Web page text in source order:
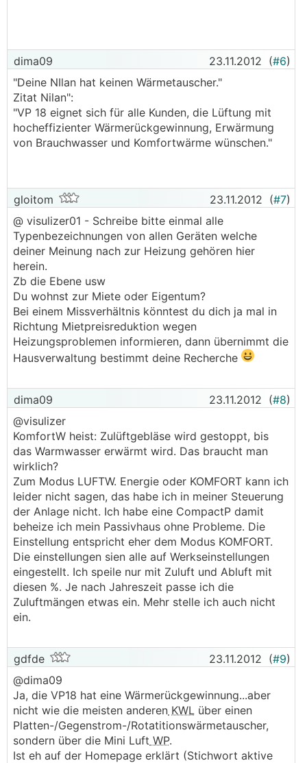
dima09 23.11.2012 (#6)
"Deine NIlan hat keinen Wärmetauscher."
Zitat Nilan":
"VP 18 eignet sich für alle Kunden, die Lüftung mit
hocheffizienter Wärmerückgewinnung, Erwärmung
von Brauchwasser und Komfortwärme wünschen."
gloitom 23.11.2012 (#7)
@ visulizer01 - Schreibe bitte einmal alle
Typenbezeichnungen von allen Geräten welche
deiner Meinung nach zur Heizung gehören hier
herein.
Zb die Ebene usw
Du wohnst zur Miete oder Eigentum?
Bei einem Missverhältnis könntest du dich ja mal in
Richtung Mietpreisreduktion wegen
Heizungsproblemen informieren, dann übernimmt die
Hausverwaltung bestimmt deine Recherche
dima09 23.11.2012 (#8)
@visulizer
KomfortW heist: Zulüftgebläse wird gestoppt, bis
das Warmwasser erwärmt wird. Das braucht man
wirklich?
Zum Modus LUFTW. Energie oder KOMFORT kann ich
leider nicht sagen, das habe ich in meiner Steuerung
der Anlage nicht. Ich habe eine CompactP damit
beheize ich mein Passivhaus ohne Probleme. Die
Einstellung entspricht eher dem Modus KOMFORT.
Die einstellungen sien alle auf Werkseinstellungen
eingestellt. Ich speile nur mit Zuluft und Abluft mit
diesen %. Je nach Jahreszeit passe ich die
Zuluftmängen etwas ein. Mehr stelle ich auch nicht
ein.
gdfde 23.11.2012 (#9)
@dima09
Ja, die VP18 hat eine Wärmerückgewinnung...aber
nicht wie die meisten anderen KWL über einen
Platten-/Gegenstrom-/Rotatitionswärmetauscher,
sondern über die Mini Luft WP.
Ist eh auf der Homepage erklärt (Stichwort aktive